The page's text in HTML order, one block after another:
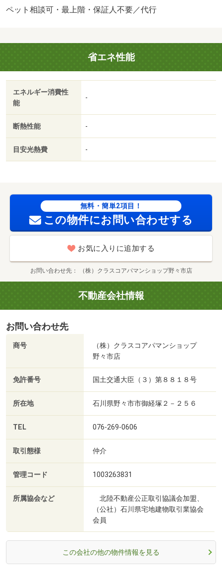
を含みます。 ペット飼養の場合は敷金１か月追加預
台／ＴＶインターホン／浴室乾燥機／オートロック／室内
洗濯置／シューズボックス／システムキッチン／追焚機能
浴室／温水洗浄便座／駐輪場／宅配ボックス／最上階／敷
金不要／ペット相談／ＩＨクッキングヒーター／照明付／
ウォークインクロゼット／保証人不要／ネット使用料不要
／築２年以内／築３年以内／トイレ未使用／築５年以内／
琲（飲食店）まで５２２ｍ／デイリーヤマザキ金沢大徳店
（コンビニ）まで７４４ｍ／セブン－イレブン金沢松村町
店（コンビニ）まで８６７ｍ／はま寿司金沢松村店（飲食
まで８４３ｍ/賃貸戸数:12戸
ペット相談可・最上階・保証人不要／代行
省エネ性能
エネルギー消費性
能
-
断熱性能 -
目安光熱費 -
無料・簡単2項目！
この物件にお問い合わせする
お気に入りに追加する
お問い合わせ先 （株）クラスコアパマンショップ野々市店
不動産会社情報
お問い合わせ先
商号
（株）クラスコアパマンショップ
野々市店
免許番号 国土交通大臣（３）第８８１８号
所在地 石川県野々市市御経塚２－２５６
TEL 076-269-0606
取引態様 仲介
管理コード 1003263831
所属協会など
北陸不動産公正取引協議会加盟、
（公社）石川県宅地建物取引業協会
会員
この会社の他の物件情報を見る